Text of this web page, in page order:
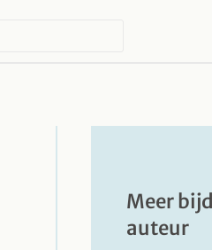
Meer
auteur